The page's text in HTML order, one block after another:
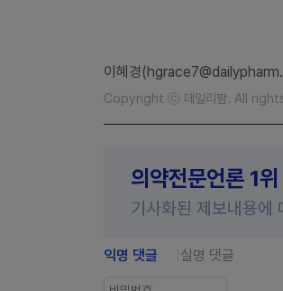
이혜경
Copyright ⓒ 데일리팜. All rights
의약전문언론 1
기사화된 제보내용에
익명 댓글 실명 댓글